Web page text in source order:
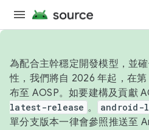
為配合主幹穩定開發模型，並
性，我們將自 2026 年起，在
布至 AOSP。如要建構及貢獻
latest-release 。 android-
單分支版本一律會參照推送至